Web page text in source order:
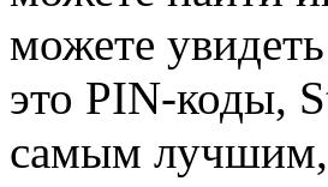
можете
это PIN-коды,
самым лучшим,